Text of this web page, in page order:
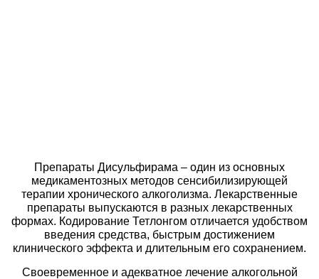
Препараты Дисульфирама – один из основных
медикаментозных методов сенсибилизирующей
терапии хронического алкоголизма. Лекарственные
препараты выпускаются в разных лекарственных
формах. Кодирование Тетлонгом отличается удобством
введения средства, быстрым достижением
клинического эффекта и длительным его сохранением.
Своевременное и адекватное лечение алкогольной